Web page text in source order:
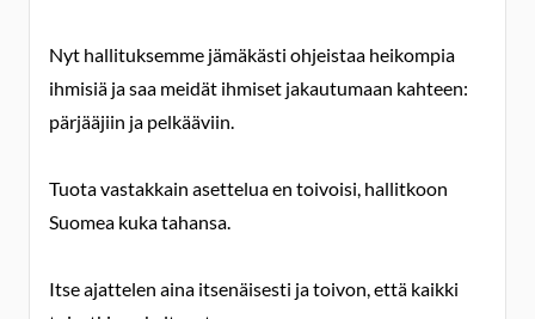
Nyt hallituksemme jämäkästi ohjeistaa heikompia
ihmisiä ja saa meidät ihmiset jakautumaan kahteen:
pärjääjiin ja pelkääviin.
Tuota vastakkain asettelua en toivoisi, hallitkoon
Suomea kuka tahansa.
Itse ajattelen aina itsenäisesti ja toivon, että kaikki